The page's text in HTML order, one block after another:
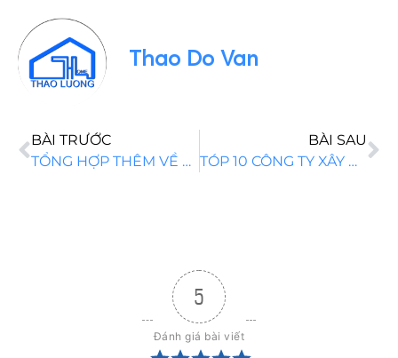
Thao Do Van
BÀI TRƯỚC
TỔNG HỢP THÊM VỀ MẪU NHÀ CẤP 4 ĐẸP NHẤT HIỆN NAY
BÀI SAU
TÓP 10 CÔNG TY XÂY NHÀ UY TÍN TẠI LONG AN
5
Đánh giá bài viết